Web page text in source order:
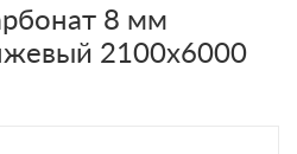
8 мм
2100х6000